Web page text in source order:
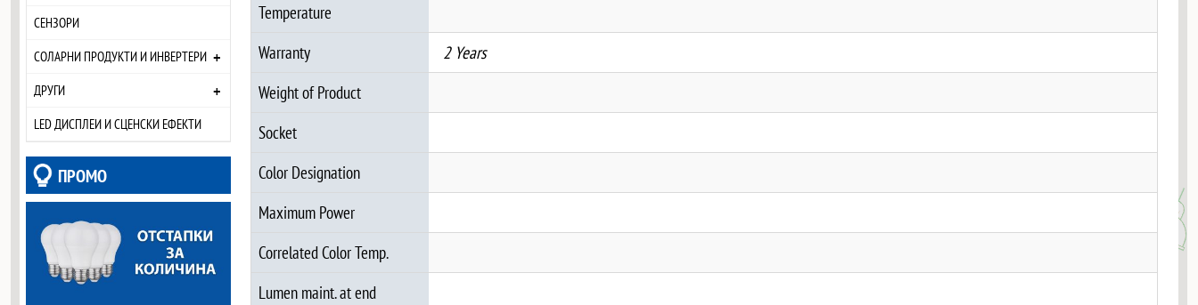
СЕНЗОРИ
СОЛАРНИ ПРОДУКТИ И ИНВЕРТЕРИ +
ДРУГИ +
LED ДИСПЛЕИ И СЦЕНСКИ ЕФЕКТИ
ПРОМО
Temperature
Warranty
2 Years
Weight of Product
Socket
Color Designation
Maximum Power
Correlated Color Temp.
Lumen maint. at end